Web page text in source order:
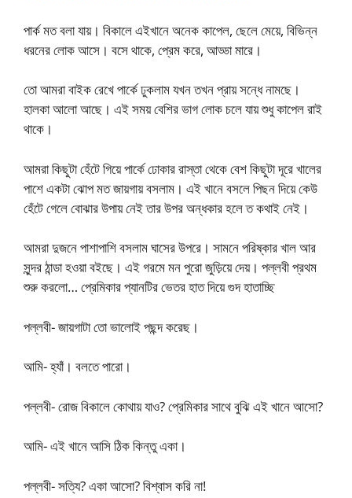
পার্ক মত বলা যায়। বিকালে এইখানে অনেক কাপেল, ছেলে মেয়ে, বিভিন্ন
ধরনের লোক আসে। বসে থাকে, প্রেম করে, আড্ডা মারে।
তো আমরা বাইক রেখে পার্কে ঢুকলাম যখন তখন প্রায় সন্ধে নামছে।
হালকা আলো আছে। এই সময় বেশির ভাগ লোক চলে যায় শুধু কাপেল রাই
থাকে।
আমরা কিছুটা হেঁটে গিয়ে পার্কে ঢোকার রাস্তা থেকে বেশ কিছুটা দূরে খালের
পাশে একটা ঝোপ মত জায়গায় বসলাম। এই খানে বসলে পিছন দিয়ে কেউ
হেঁটে গেলে বোঝার উপায় নেই তার উপর অন্ধকার হলে ত কথাই নেই।
আমরা দুজনে পাশাপাশি বসলাম ঘাসের উপরে। সামনে পরিষ্কার খাল আর
সুন্দর ঠান্ডা হওয়া বইছে। এই গরমে মন পুরো জুড়িয়ে দেয়। পল্লবী প্রথম
শুরু করলো… প্রেমিকার প্যানটির ভেতর হাত দিয়ে গুদ হাতাচ্ছি
পল্লবী- জায়গাটা তো ভালোই পছন্দ করেছ।
আমি- হ্যাঁ। বলতে পারো।
পল্লবী- রোজ বিকালে কোথায় যাও? প্রেমিকার সাথে বুঝি এই খানে আসো?
আমি- এই খানে আসি ঠিক কিন্তু একা।
পল্লবী- সত্যি? একা আসো? বিশ্বাস করি না!